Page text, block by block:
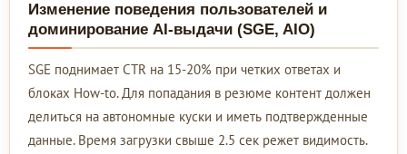
Изменение поведения пользователей и
доминирование AI-выдачи (SGE, AIO)
SGE поднимает CTR на 15-20% при четких ответах и
блоках How-to. Для попадания в резюме контент должен
делиться на автономные куски и иметь подтвержденные
данные. Время загрузки свыше 2.5 сек режет видимость.